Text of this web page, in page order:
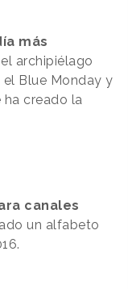
más
archipiélago
el Blue Monday y
creado la
canales
un alfabeto